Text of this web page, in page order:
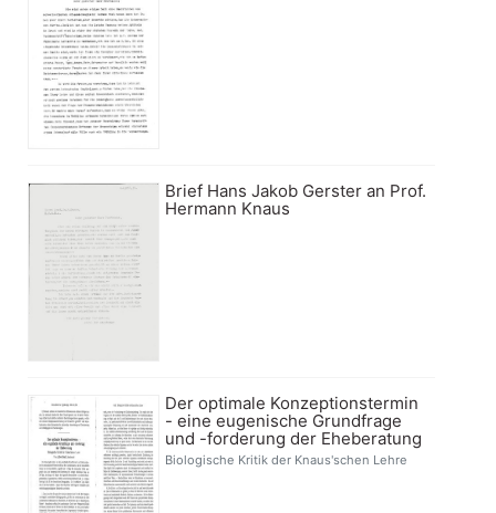
Brief Hans Jakob Gerster an Prof.
Hermann Knaus
Der optimale Konzeptionstermin
- eine eugenische Grundfrage
und -forderung der Eheberatung
Biologische Kritik der Knaus'schen Lehre